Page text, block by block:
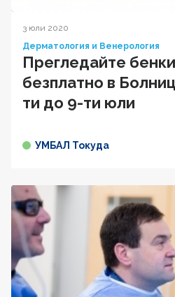
3 юли 2020
Дерматология и Венерология
Прегледайте
безплатно в
ти до 9-ти юли
УМБАЛ Токуда